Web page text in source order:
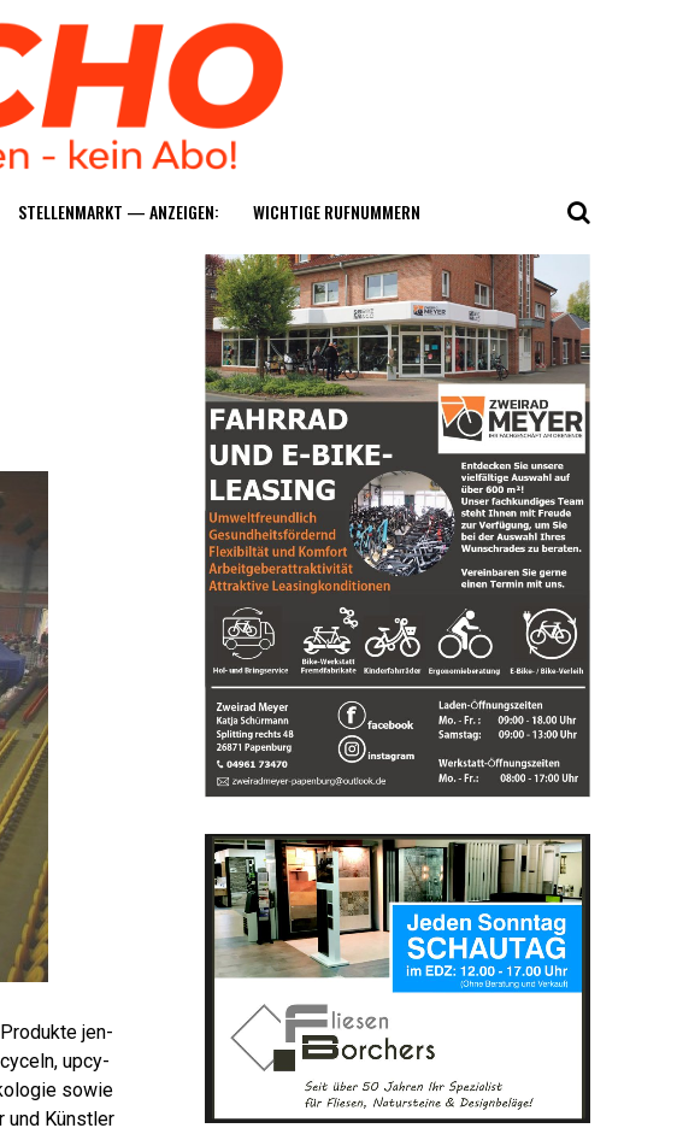
STEL­LEN­MARKT — ANZEIGEN: WICH­TI­GE RUFNUMMERN
Pro­duk­te jen­
upcy­
sowie
und Künst­ler